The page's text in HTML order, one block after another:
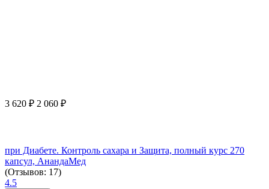
3 620 ₽ 2 060 ₽
при Диабете. Контроль сахара и Защита, полный курс 270
капсул, АнандаМед
(Отзывов: 17)
4.5